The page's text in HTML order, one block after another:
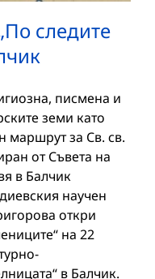
следите
писмена и
земи като
маршрут за Св. св.
от Съвета на
в Балчик
научен
откри
на 22
в Балчик.